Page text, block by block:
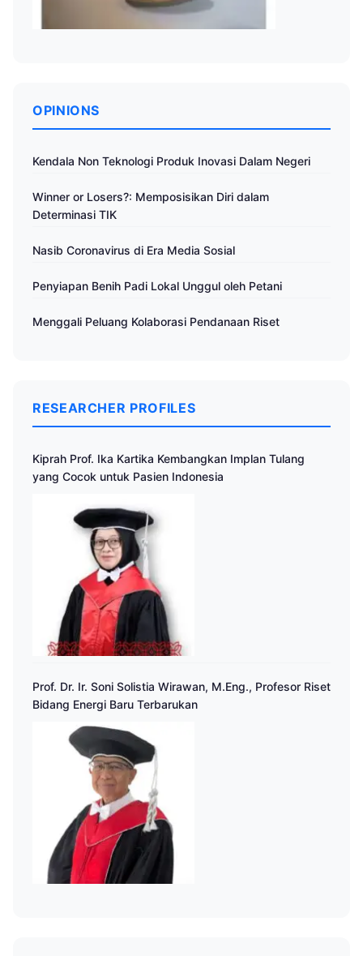
OPINIONS
Kendala Non Teknologi Produk Inovasi Dalam Negeri
Winner or Losers?: Memposisikan Diri dalam
Determinasi TIK
Nasib Coronavirus di Era Media Sosial
Penyiapan Benih Padi Lokal Unggul oleh Petani
Menggali Peluang Kolaborasi Pendanaan Riset
RESEARCHER PROFILES
Kiprah Prof. Ika Kartika Kembangkan Implan Tulang
yang Cocok untuk Pasien Indonesia
Prof. Dr. Ir. Soni Solistia Wirawan, M.Eng., Profesor Riset
Bidang Energi Baru Terbarukan